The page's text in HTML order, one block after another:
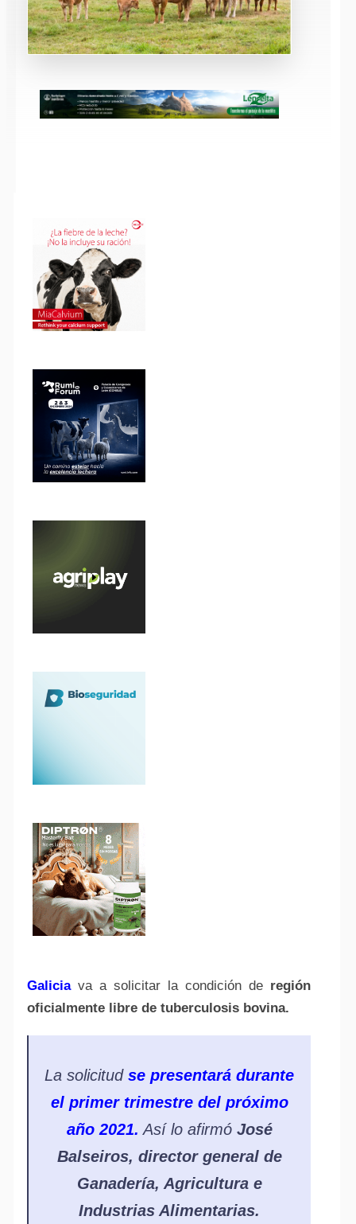
Galiciava a solicitar la condición de región
oficialmente libre de tuberculosis bovina.
La solicitud se presentará durante
el primer trimestre del próximo
año 2021. Así lo afirmó José
Balseiros, director general de
Ganadería, Agricultura e
Industrias Alimentarias.